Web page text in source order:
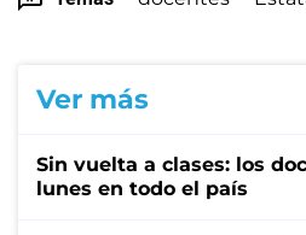
Ver más
Sin vuelta a clases: los
lunes en todo el país